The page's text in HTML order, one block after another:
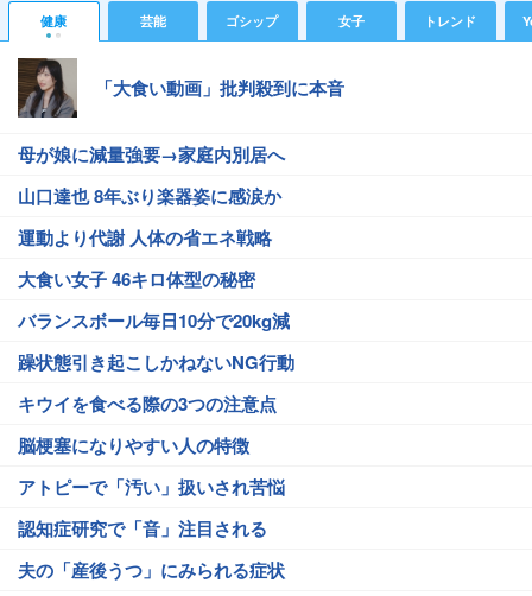
健康 芸能 ゴシップ 女子 トレンド
「大食い動画」批判殺到に本音
母が娘に減量強要→家庭内別居へ
山口達也 8年ぶり楽器姿に感涙か
運動より代謝 人体の省エネ戦略
大食い女子 46キロ体型の秘密
バランスボール毎日10分で20kg減
躁状態引き起こしかねないNG行動
キウイを食べる際の3つの注意点
脳梗塞になりやすい人の特徴
アトピーで「汚い」扱いされ苦悩
認知症研究で「音」注目される
夫の「産後うつ」にみられる症状